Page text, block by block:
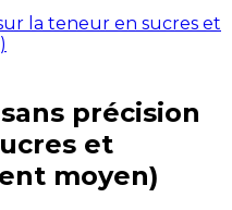
la teneur en sucres et
précision
et
moyen)